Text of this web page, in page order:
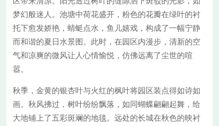
梦幻般迷人。池塘中荷花盛开，粉色的花瓣在绿叶的衬
托下愈发娇艳，蜻蜓点水，鱼儿嬉戏，构成了一幅宁静
而和谐的夏日水景图。此时，在园区内漫步，清新的空
气和凉爽的微风让人心情愉悦，仿佛远离了尘世的喧
嚣。
秋季，金黄的银杏叶与火红的枫叶将园区装点得如诗如
画。秋风拂过，树叶纷纷飘落，如同蝴蝶翩翩起舞，给
大地铺上了五彩斑斓的地毯。远处的长城在秋色的映衬